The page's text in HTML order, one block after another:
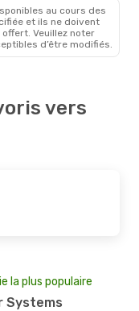
au cours des
et ils ne doivent
Veuillez noter
d’être modifiés.
vers
la plus populaire
Systems